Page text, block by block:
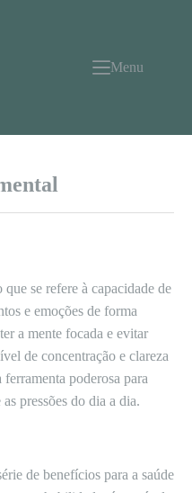
Menu
se refere à capacidade de
e emoções de forma
a mente focada e evitar
de concentração e clareza
poderosa para
as pressões do dia a dia.
de benefícios para a saúde